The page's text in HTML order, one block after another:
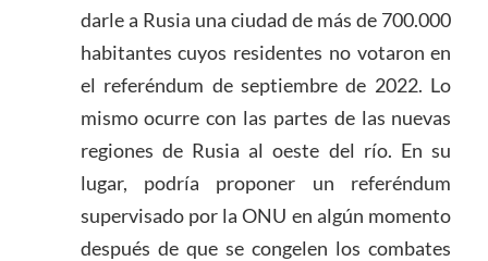
darle a Rusia una ciudad de más de 700.000
habitantes cuyos residentes no votaron en
el referéndum de septiembre de 2022. Lo
mismo ocurre con las partes de las nuevas
regiones de Rusia al oeste del río. En su
lugar, podría proponer un referéndum
supervisado por la ONU en algún momento
después de que se congelen los combates